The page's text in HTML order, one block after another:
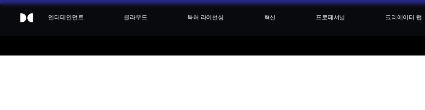
엔터테인먼트 클라우드 특허 라이선싱 혁신 프로페셔널 크리에이터 랩